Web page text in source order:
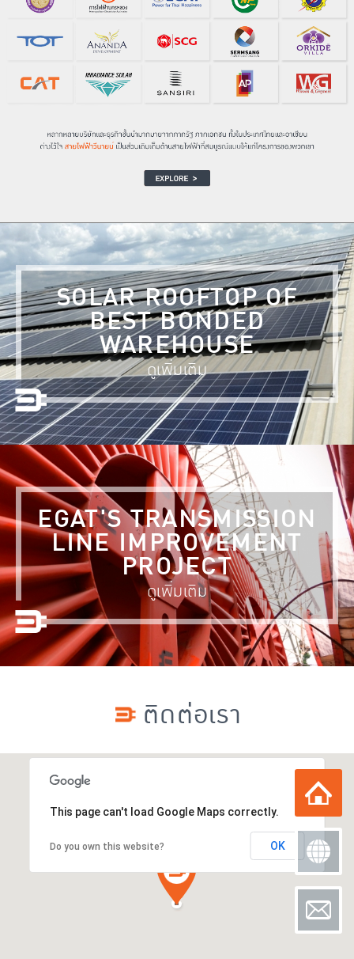
SOLAR ROOFTOP OF
BEST BONDED
WAREHOUSE
ดูเพิ่มเติม
EGAT'S TRANSMISSION
LINE IMPROVEMENT
PROJECT
ดูเพิ่มเติม
ติดต่อเรา
This page can't load Google Maps correctly.
Do you own this website? OK